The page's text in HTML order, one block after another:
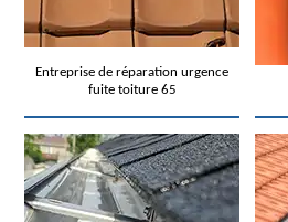
Entreprise de réparation urgence
fuite toiture 65